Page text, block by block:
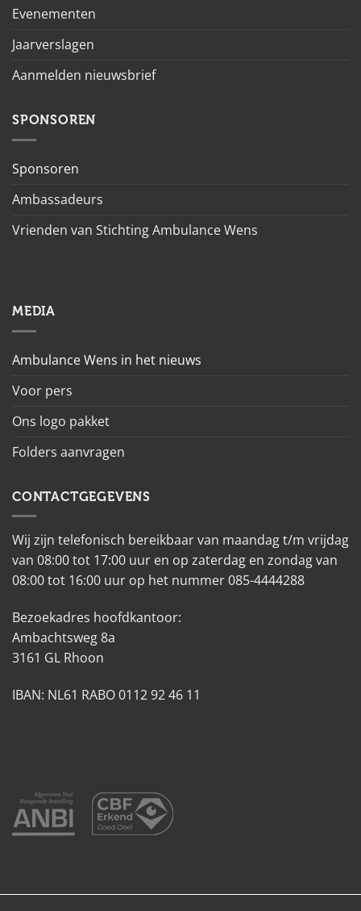
Evenementen
Jaarverslagen
Aanmelden nieuwsbrief
SPONSOREN
Sponsoren
Ambassadeurs
Vrienden van Stichting Ambulance Wens
MEDIA
Ambulance Wens in het nieuws
Voor pers
Ons logo pakket
Folders aanvragen
CONTACTGEGEVENS
Wij zijn telefonisch bereikbaar van maandag t/m vrijdag
van 08:00 tot 17:00 uur en op zaterdag en zondag van
08:00 tot 16:00 uur op het nummer 085-4444288
Bezoekadres hoofdkantoor:
Ambachtsweg 8a
3161 GL Rhoon
IBAN: NL61 RABO 0112 92 46 11